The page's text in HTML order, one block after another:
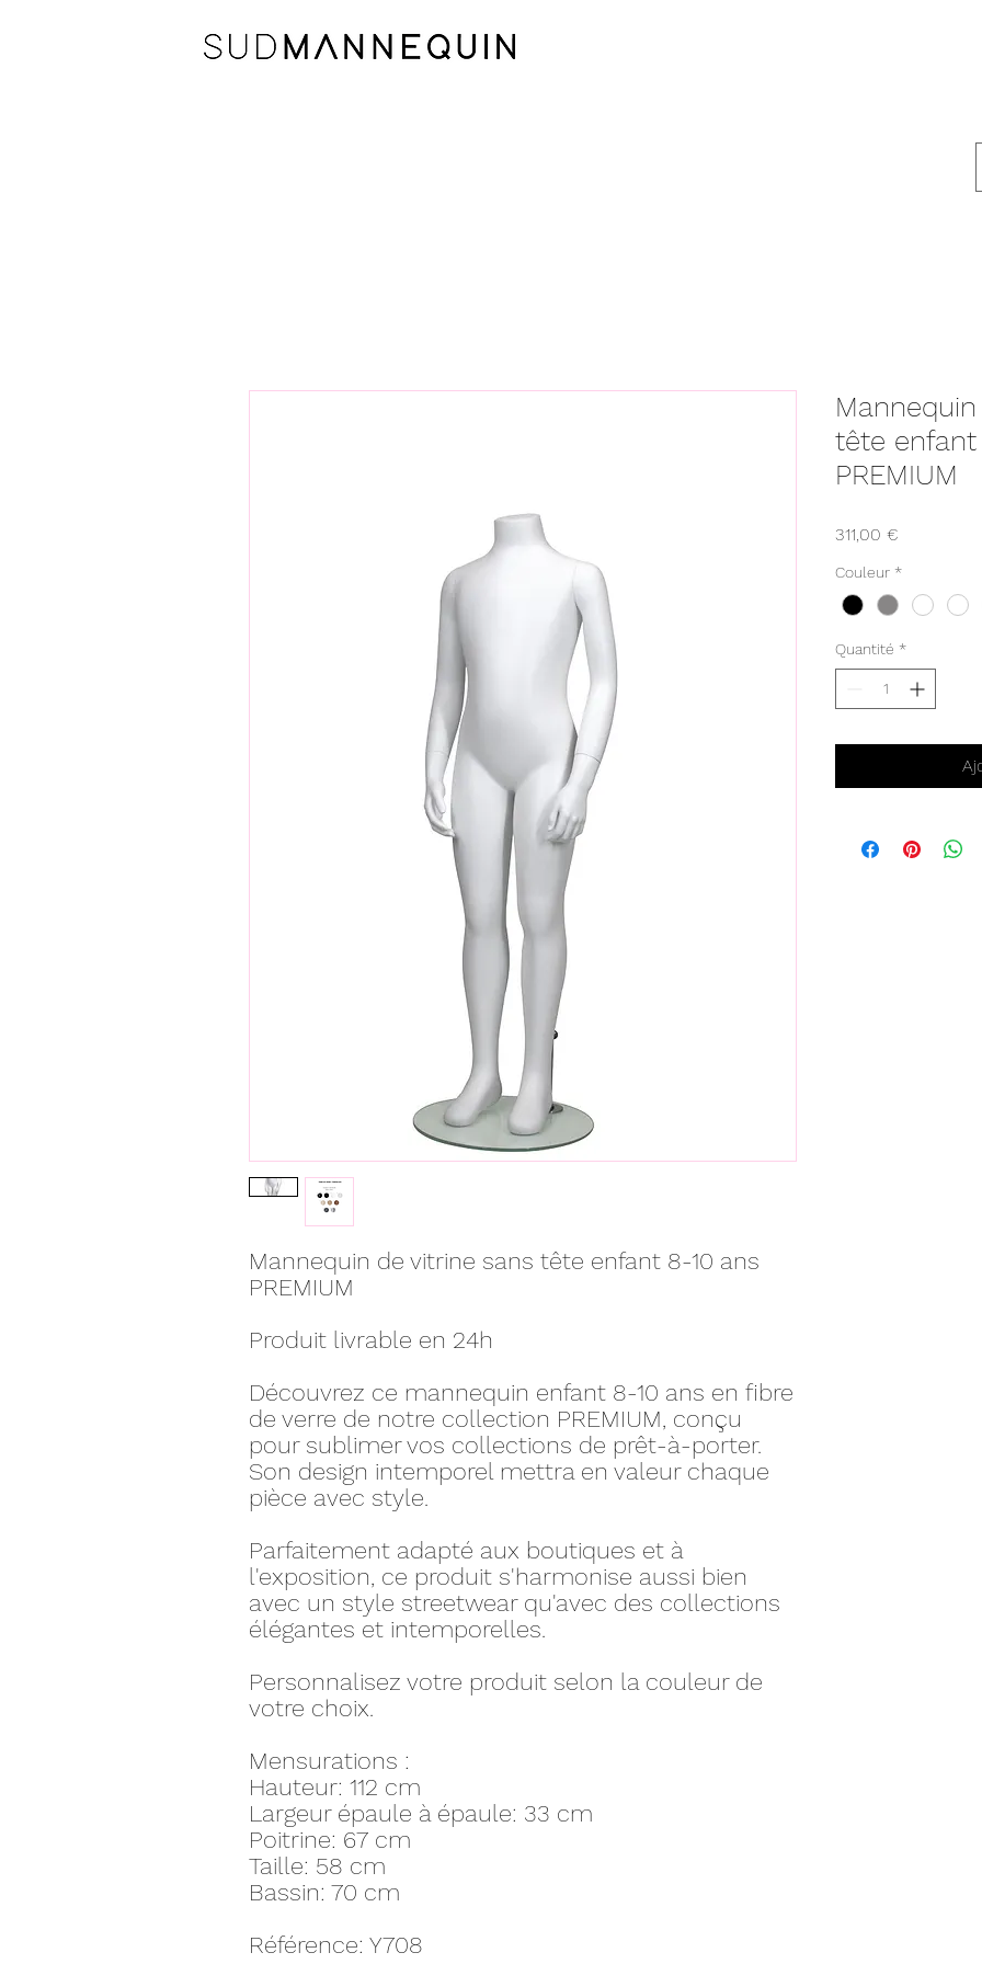
Mannequin de vitrine sans tête enfant 8-10 ans
PREMIUM
Produit livrable en 24h
Découvrez ce mannequin enfant 8-10 ans en fibre
de verre de notre collection PREMIUM, conçu
pour sublimer vos collections de prêt-à-porter.
Son design intemporel mettra en valeur chaque
pièce avec style.
Parfaitement adapté aux boutiques et à
l'exposition, ce produit s'harmonise aussi bien
avec un style streetwear qu'avec des collections
élégantes et intemporelles.
Personnalisez votre produit selon la couleur de
votre choix.
Mensurations :
Hauteur: 112 cm
Largeur épaule à épaule: 33 cm
Poitrine: 67 cm
Taille: 58 cm
Bassin: 70 cm
Référence: Y708
tête
PREMIUM
311,00 €
Couleur *
Quantité *